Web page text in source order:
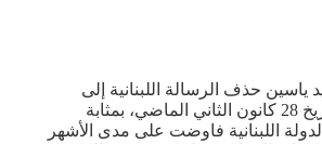
ياسين حذف الرسالة اللبنانية إلى
الأمم المتحدة بتاريخ 28 كانون الثاني الماضي، بمثابة
اللبنانية فاوضت على مدى الأشهر